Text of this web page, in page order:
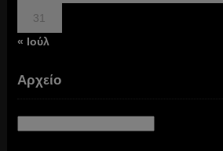
31
« Ιούλ
Αρχείο